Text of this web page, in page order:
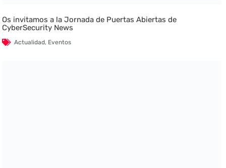
Os invitamos a la Jornada de Puertas Abiertas de
CyberSecurity News
Actualidad, Eventos